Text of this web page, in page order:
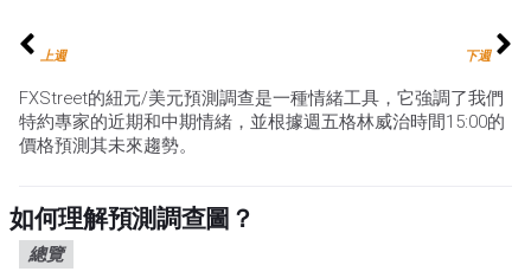
上週 下週
FXStreet的紐元/美元預測調查是一種情緒工具，它強調了我們
特約專家的近期和中期情緒，並根據週五格林威治時間15:00的
價格預測其未來趨勢。
如何理解預測調查圖？
總覽